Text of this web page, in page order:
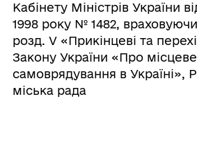
Кабінету Міністрів України
1998 року № 1482,
розд. V «Прикінцеві та
Закону України «Про місцеве
самоврядування в Україні»,
міська рада